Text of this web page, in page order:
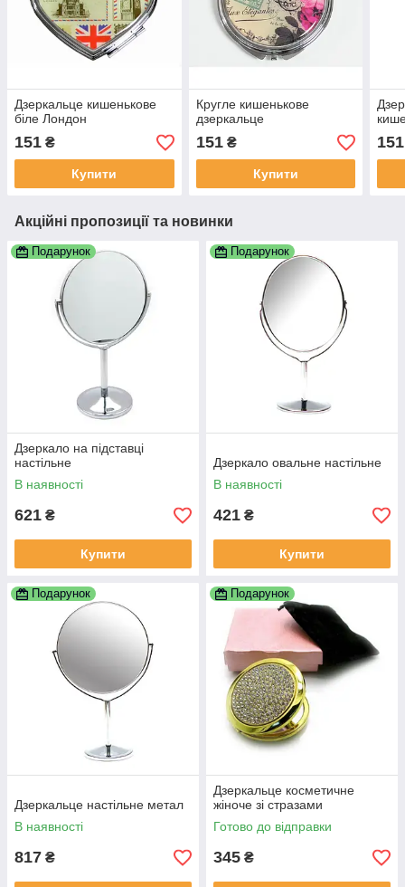
Дзеркальце кишенькове
біле Лондон
151 ₴
Купити
Кругле кишенькове
дзеркальце
151₴
Купити
151
Акційні пропозиції та новинки
Подарунок
Дзеркало на підставці
настільне
В наявності
621 ₴
Купити
Подарунок
Дзеркало овальне настільне
В наявності
421 ₴
Купити
Подарунок
Дзеркальце настільне метал
В наявності
817 ₴
Подарунок
Дзеркальце косметичне
жіноче зі стразами
Готово до відправки
345 ₴